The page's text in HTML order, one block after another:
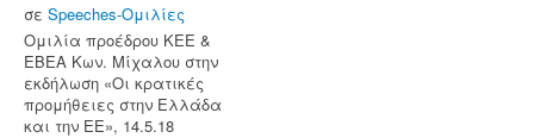
σε Speeches-Ομιλίες
Ομιλία προέδρου ΚΕΕ &
ΕΒΕΑ Κων. Μίχαλου στην
εκδήλωση «Οι κρατικές
προμήθειες στην Ελλάδα
και την ΕΕ», 14.5.18